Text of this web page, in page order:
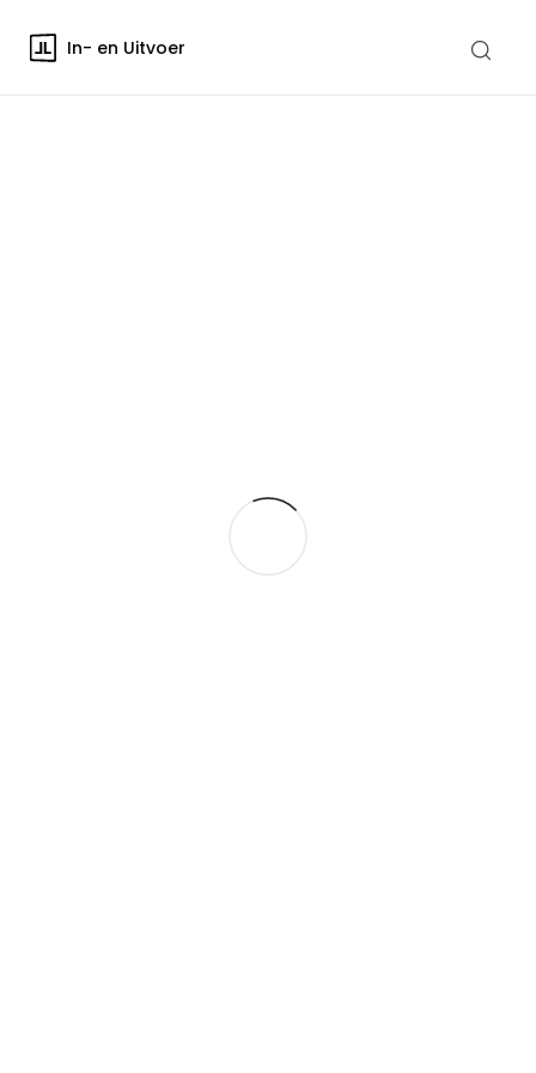
In- en Uitvoer